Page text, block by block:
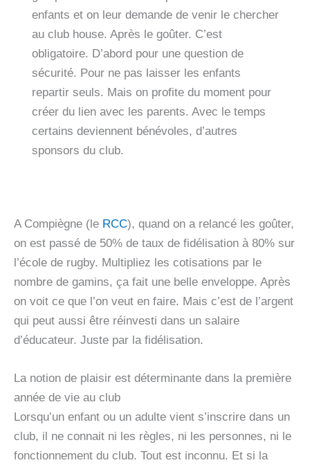
enfants et on leur demande de venir le chercher
au club house. Après le goûter. C’est
obligatoire. D’abord pour une question de
sécurité. Pour ne pas laisser les enfants
repartir seuls. Mais on profite du moment pour
créer du lien avec les parents. Avec le temps
certains deviennent bénévoles, d’autres
sponsors du club.
A Compiègne (le RCC), quand on a relancé les goûter,
on est passé de 50% de taux de fidélisation à 80% sur
l’école de rugby. Multipliez les cotisations par le
nombre de gamins, ça fait une belle enveloppe. Après
on voit ce que l’on veut en faire. Mais c’est de l’argent
qui peut aussi être réinvesti dans un salaire
d’éducateur. Juste par la fidélisation.
La notion de plaisir est déterminante dans la première
année de vie au club
Lorsqu’un enfant ou un adulte vient s’inscrire dans un
club, il ne connait ni les règles, ni les personnes, ni le
fonctionnement du club. Tout est inconnu. Et si la